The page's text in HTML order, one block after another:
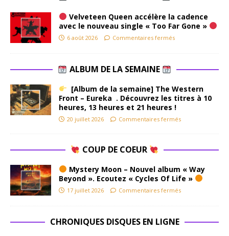
Velveteen Queen accélère la cadence
avec le nouveau single « Too Far Gone »
6 août 2026 Commentaires fermés
ALBUM DE LA SEMAINE
[Album de la semaine] The Western
Front – Eureka . Découvrez les titres à 10
heures, 13 heures et 21 heures !
20 juillet 2026 Commentaires fermés
COUP DE COEUR
Mystery Moon – Nouvel album « Way
Beyond ». Ecoutez « Cycles Of Life »
17 juillet 2026 Commentaires fermés
CHRONIQUES DISQUES EN LIGNE